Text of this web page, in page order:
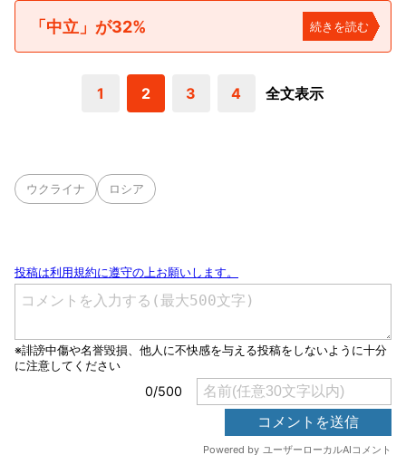
「中立」が32% 続きを読む
1 2 3 4 全文表示
ウクライナ ロシア